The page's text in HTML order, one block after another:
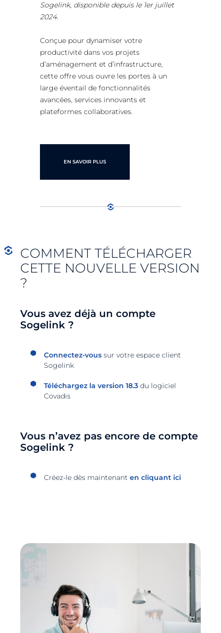
Sogelink, disponible depuis le 1er juillet
2024.
Conçue pour dynamiser votre
productivité dans vos projets
d’aménagement et d’infrastructure,
cette offre vous ouvre les portes à un
large éventail de fonctionnalités
avancées, services innovants et
plateformes collaboratives.
EN SAVOIR PLUS
COMMENT TÉLÉCHARGER
CETTE NOUVELLE VERSION
?
Vous avez déjà un compte
Sogelink ?
Connectez-vous sur votre espace client
Sogelink
Téléchargez la version 18.3 du logiciel
Covadis
Vous n’avez pas encore de compte
Sogelink ?
Créez-le dès maintenant en cliquant ici